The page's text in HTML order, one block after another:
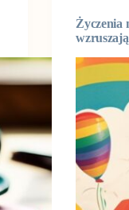
Życzenia